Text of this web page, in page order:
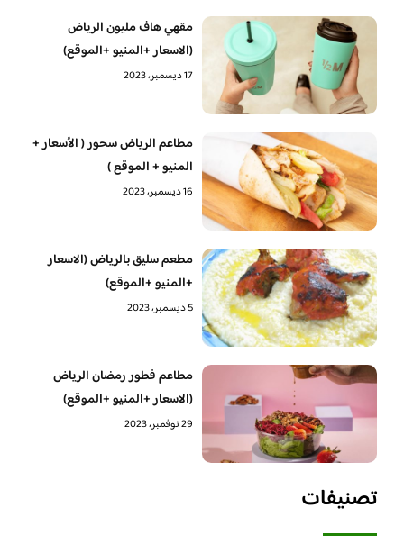
مقهي هاف مليون الرياض
(الاسعار +المنيو +الموقع)
17 ديسمبر، 2023
مطاعم الرياض سحور ( الأسعار +
المنيو + الموقع )
16 ديسمبر، 2023
مطعم سليق بالرياض (الاسعار
+المنيو +الموقع)
5 ديسمبر، 2023
مطاعم فطور رمضان الرياض
(الاسعار +المنيو +الموقع)
29 نوفمبر، 2023
تصنيفات